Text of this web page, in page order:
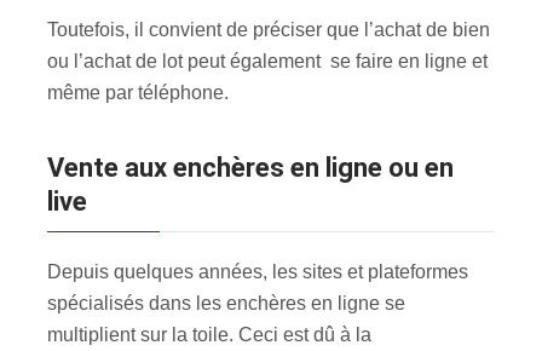
Toutefois, il convient de préciser que l’achat de bien
ou l’achat de lot peut également se faire en ligne et
même par téléphone.
Vente aux enchères en ligne ou en
live
Depuis quelques années, les sites et plateformes
spécialisés dans les enchères en ligne se
multiplient sur la toile. Ceci est dû à la